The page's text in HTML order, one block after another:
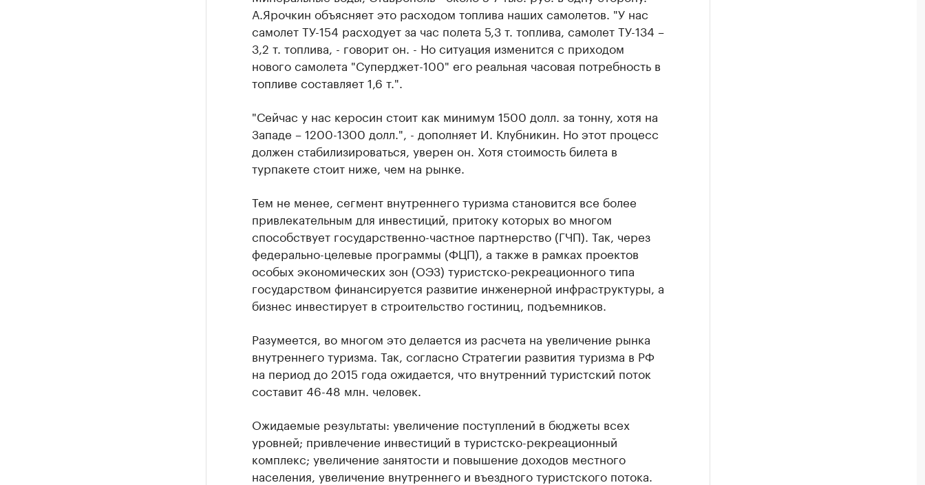
А.Ярочкин объясняет это расходом топлива наших самолетов. "У нас
самолет ТУ-154 расходует за час полета 5,3 т. топлива, самолет ТУ-134 –
3,2 т. топлива, - говорит он. - Но ситуация изменится с приходом
нового самолета "Суперджет-100" его реальная часовая потребность в
топливе составляет 1,6 т.".
"Сейчас у нас керосин стоит как минимум 1500 долл. за тонну, хотя на
Западе – 1200-1300 долл.", - дополняет И. Клубникин. Но этот процесс
должен стабилизироваться, уверен он. Хотя стоимость билета в
турпакете стоит ниже, чем на рынке.
Тем не менее, сегмент внутреннего туризма становится все более
привлекательным для инвестиций, притоку которых во многом
способствует государственно-частное партнерство (ГЧП). Так, через
федерально-целевые программы (ФЦП), а также в рамках проектов
особых экономических зон (ОЭЗ) туристско-рекреационного типа
государством финансируется развитие инженерной инфраструктуры, а
бизнес инвестирует в строительство гостиниц, подъемников.
Разумеется, во многом это делается из расчета на увеличение рынка
внутреннего туризма. Так, согласно Стратегии развития туризма в РФ
на период до 2015 года ожидается, что внутренний туристский поток
составит 46-48 млн. человек.
Ожидаемые результаты: увеличение поступлений в бюджеты всех
уровней; привлечение инвестиций в туристско-рекреационный
комплекс; увеличение занятости и повышение доходов местного
населения, увеличение внутреннего и въездного туристского потока.